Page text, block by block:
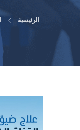
الرئيسية